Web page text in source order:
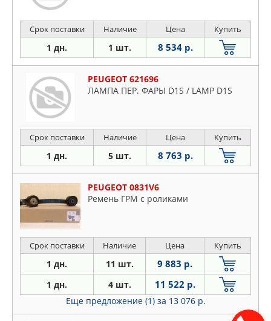
Срок поставки Наличие Цена Купить
1 дн. 1 шт. 8 534 р.
PEUGEOT 621696
ЛАМПА ПЕР. ФАРЫ D1S / LAMP D1S
Срок поставки Наличие Цена Купить
1 дн. 5 шт. 8 763 р.
PEUGEOT 0831V6
Ремень ГРМ с роликами
Срок поставки Наличие Цена Купить
1 дн. 11 шт. 9 883 р.
1 дн. 4 шт. 11 522 р.
Еще предложение (1) за 13 076 р.